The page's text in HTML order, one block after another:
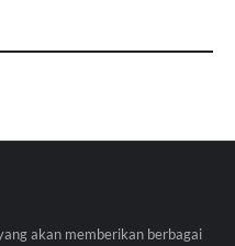
akan memberikan berbagai